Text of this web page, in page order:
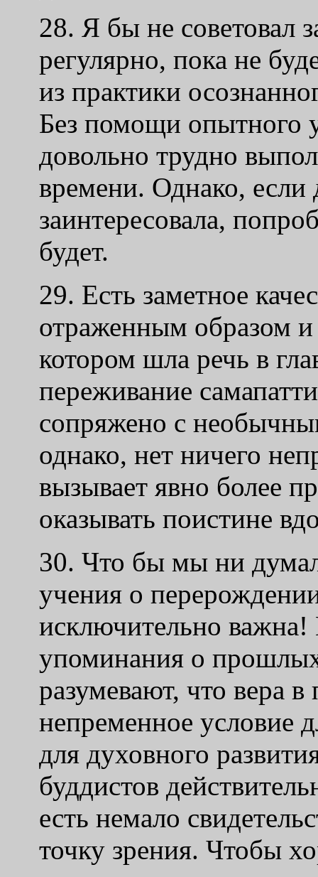
28. Я бы не советовал
регулярно, пока не
из практики
Без помощи опытного
довольно трудно
времени. Однако, если
заинтересовала,
будет.
29. Есть заметное
отраженным образом
котором шла речь в
переживание
сопряжено с
однако, нет ничего
вызывает явно более
оказывать поистине
30. Что бы мы ни
учения о
исключительно важна!
упоминания о
разумевают, что вера
непременное условие
для духовного
буддистов
есть немало
точку зрения. Чтобы